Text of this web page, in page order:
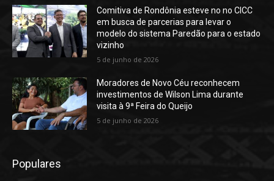
Comitiva de Rondônia esteve no no CICC
em busca de parcerias para levar o
modelo do sistema Paredão para o estado
vizinho
5 de junho de 2026
Moradores de Novo Céu reconhecem
investimentos de Wilson Lima durante
visita à 9ª Feira do Queijo
5 de junho de 2026
Populares